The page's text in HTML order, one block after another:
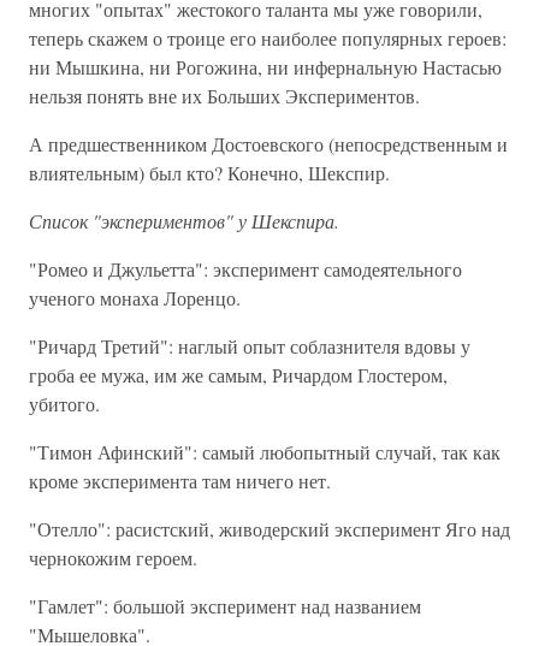
многих "опытах" жестокого таланта мы уже говорили,
теперь скажем о троице его наиболее популярных героев:
ни Мышкина, ни Рогожина, ни инфернальную Настасью
нельзя понять вне их Больших Экспериментов.
А предшественником Достоевского (непосредственным и
влиятельным) был кто? Конечно, Шекспир.
Список "экспериментов" у Шекспира.
"Ромео и Джульетта": эксперимент самодеятельного
ученого монаха Лоренцо.
"Ричард Третий": наглый опыт соблазнителя вдовы у
гроба ее мужа, им же самым, Ричардом Глостером,
убитого.
"Тимон Афинский": самый любопытный случай, так как
кроме эксперимента там ничего нет.
"Отелло": расистский, живодерский эксперимент Яго над
чернокожим героем.
"Гамлет": большой эксперимент над названием
"Мышеловка".